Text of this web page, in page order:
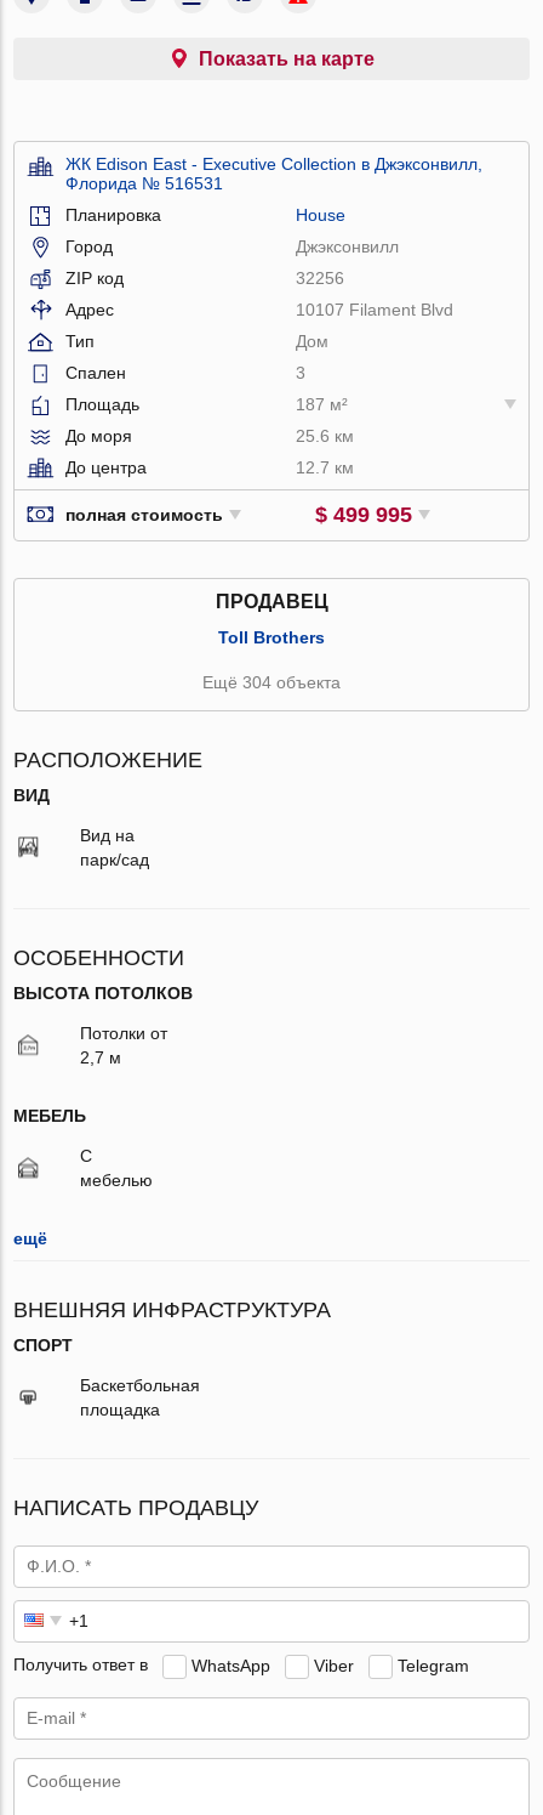
Показать на карте
ЖК Edison East - Executive Collection в Джэксонвилл,
Флорида № 516531
Планировка
House
Город
Джэксонвилл
ZIP код
32256
Адрес
10107 Filament Blvd
Тип
Дом
Спален
3
Площадь
187 м²
До моря
25.6 км
До центра
12.7 км
полная стоимость $ 499 995
ПРОДАВЕЦ
Toll Brothers
Ещё 304 объекта
РАСПОЛОЖЕНИЕ
ВИД
Вид на
парк/сад
ОСОБЕННОСТИ
ВЫСОТА ПОТОЛКОВ
Потолки от
2,7 м
МЕБЕЛЬ
С
мебелью
ещё
ВНЕШНЯЯ ИНФРАСТРУКТУРА
СПОРТ
Баскетбольная
площадка
НАПИСАТЬ ПРОДАВЦУ
Получить ответ в WhatsApp Viber Telegram